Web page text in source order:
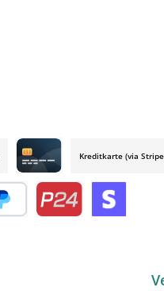
Credit card by mollie
Kreditkarte (via